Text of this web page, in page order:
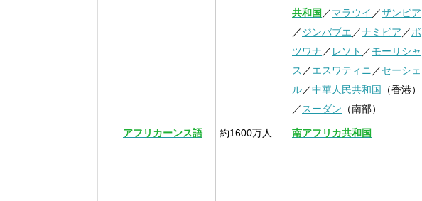
共和国 ／マラウイ ／ザンビア
／ジンバブエ ／ナミビア ／ボ
ツワナ ／ レソト ／モーリシャ
ス ／エスワティニ ／セーシェ
ル／中華人民共和国
（香港）
／ スーダン （南部）
アフリカーンス語 約1600万人 南アフリカ共和国